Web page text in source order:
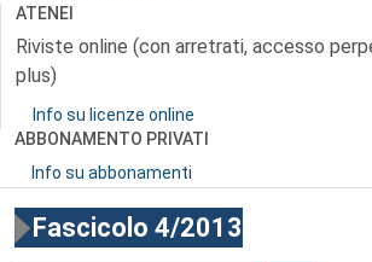
ATENEI
Riviste online (con arretrati, accesso
plus)
Info su licenze online
ABBONAMENTO PRIVATI
Info su abbonamenti
Fascicolo 4/2013